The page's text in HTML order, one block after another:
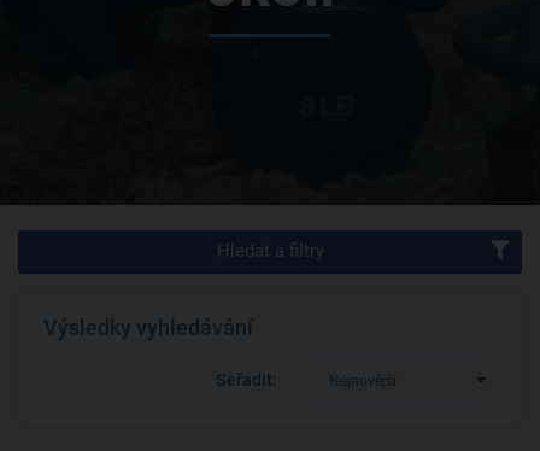
Hledat a filtry
Výsledky vyhledávání
Seřadit: Nejnovější